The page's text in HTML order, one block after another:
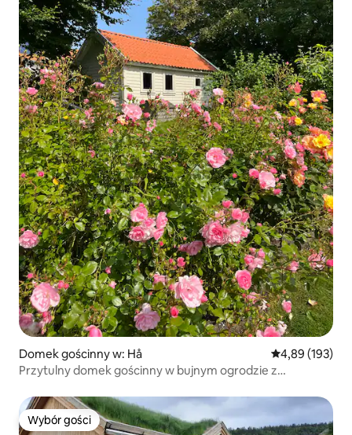
Domek gościnny w: Hå Średnia
4,89 (193)
Przytulny domek gościnny w bujnym ogrodzie z
Wybór gości
Wybór gości